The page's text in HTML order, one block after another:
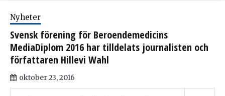
Nyheter
Svensk förening för Beroendemedicins
MediaDiplom 2016 har tilldelats journalisten och
författaren Hillevi Wahl
oktober 23, 2016